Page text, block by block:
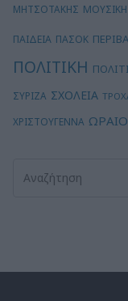
ΜΗΤΣΟΤΑΚΗΣ ΜΟΥΣΙΚΗ
ΠΑΙΔΕΙΑ ΠΑΣΟΚ
ΠΟΛΙΤΙΚΗ
ΣΥΡΙΖΑ ΣΧΟΛΕΙΑ
ΧΡΙΣΤΟΥΓΕΝΝΑ